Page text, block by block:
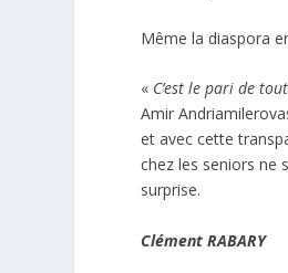
Même la diaspora
« C’est le pari de
Amir
et avec cette
chez les seniors ne
surprise.
Clément RABARY